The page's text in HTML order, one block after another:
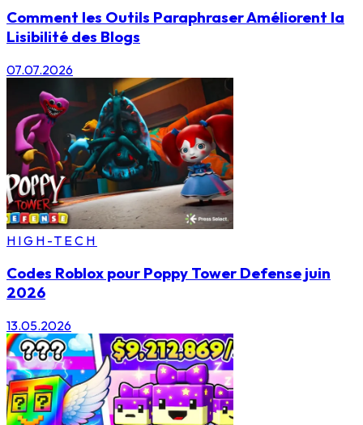
Comment les Outils Paraphraser Améliorent la
Lisibilité des Blogs
07.07.2026
HIGH-TECH
Codes Roblox pour Poppy Tower Defense juin
2026
13.05.2026